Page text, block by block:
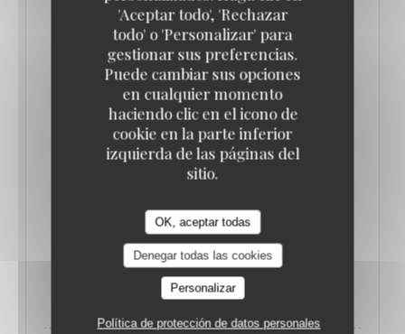
'Aceptar todo', 'Rechazar
todo' o 'Personalizar' para
gestionar sus preferencias.
Puede cambiar sus opciones
en cualquier momento
haciendo clic en el icono de
cookie en la parte inferior
izquierda de las páginas del
sitio.
OK, aceptar todas
Denegar todas las cookies
Personalizar
Política de protección de datos personales
cuisine française : un hareng de Bismarck avec sa
vinaigrette sucrée, une choucroute garnie au
véritable jambon, un poulet fermier de 100 jours
rôti et LE véritable gratin dauphinois. Côté
desserts, la tatin complètement renversée avec sa
généreuse crème acidulée et le millefeuille ferment
le bal. La carte et les recettes sont ici des grandes
LEA EL ARTICULO((ABRE EN UNA NUEVA